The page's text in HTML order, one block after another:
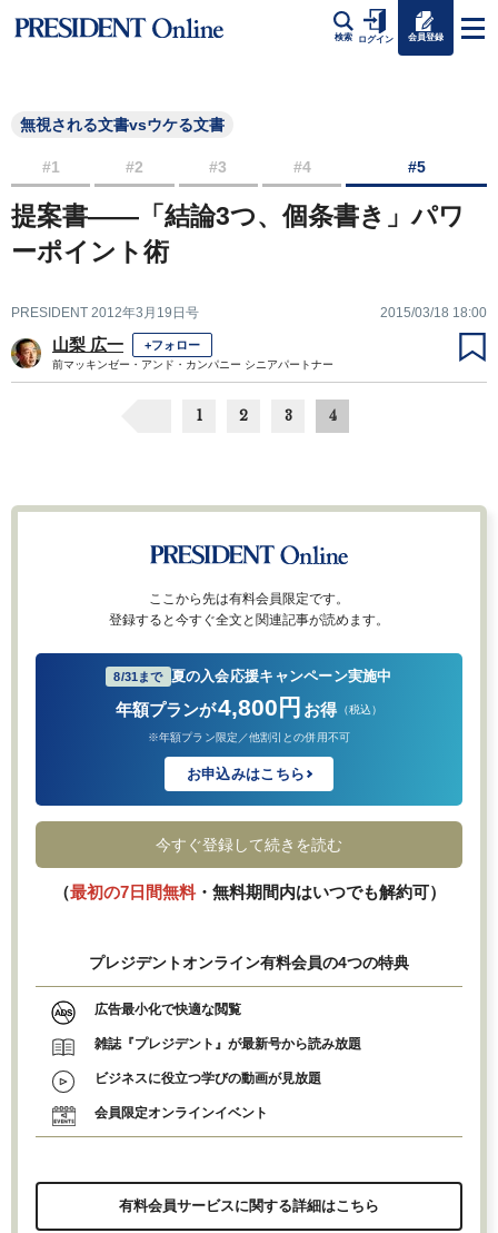
検索 ログイン 会員登録
無視される文書vsウケる文書
#1 #2 #3 #4 #5
提案書――「結論3つ、個条書き」パワ
ーポイント術
PRESIDENT 2012年3月19日号 2015/03/18 18:00
山梨 広一 +フォロー
前マッキンゼー・アンド・カンパニー シニアパートナー
1 2 3 4
ここから先は有料会員限定です。
登録すると今すぐ全文と関連記事が読めます。
8/31まで 夏の入会応援キャンペーン実施中
年額プランが4,800円 お得 （税込）
※年額プラン限定／他割引との併用不可
お申込みはこちら
今すぐ登録して続きを読む
（最初の7日間無料・無料期間内はいつでも解約可）
プレジデントオンライン有料会員の4つの特典
広告最小化で快適な閲覧
雑誌『プレジデント』が最新号から読み放題
ビジネスに役立つ学びの動画が見放題
会員限定オンラインイベント
有料会員サービスに関する詳細はこちら